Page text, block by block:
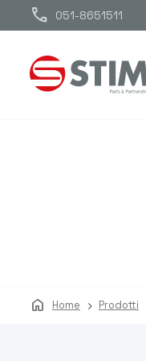
call 051-8651511
home Home Prodotti